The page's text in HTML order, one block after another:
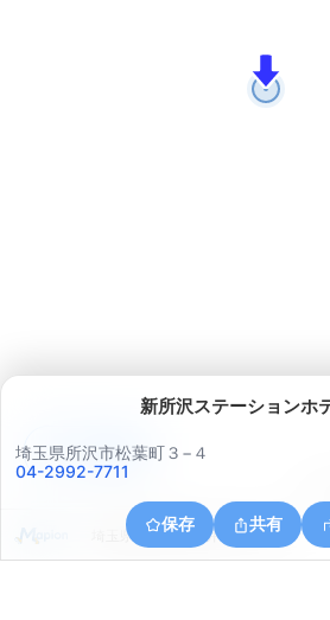
新所沢ステーションホ
埼玉県所沢市松葉町３−４
04-2992-7711
保存 共有
埼玉県所沢市上新井３丁目６６
アプリで見る